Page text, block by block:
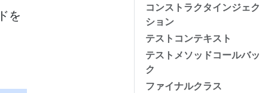
コンストラクタインジェク
ション
テストコンテキスト
テストメソッドコールバッ
ク
ファイナルクラス
を